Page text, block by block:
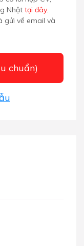
Nhật tại đây.
gửi về email và
chuẩn)